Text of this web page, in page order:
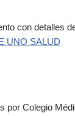
con detalles
UNO SALUD
por Colegio